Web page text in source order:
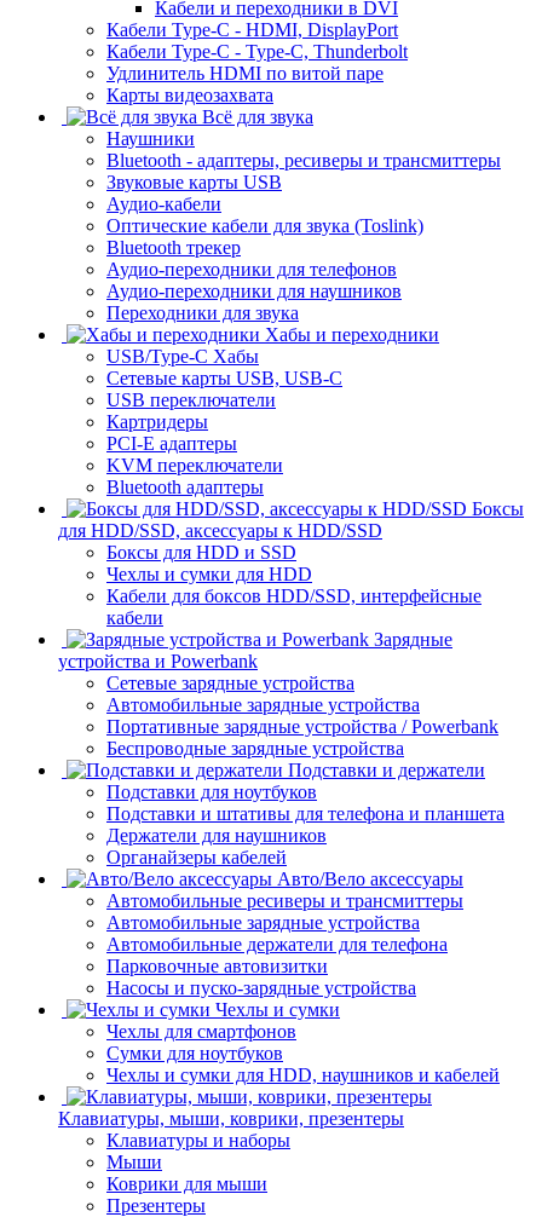
Кабели и переходники в DVI
Кабели Type-C - HDMI, DisplayPort
Кабели Type-C - Type-C, Thunderbolt
Удлинитель HDMI по витой паре
Карты видеозахвата
Всё для звука
Наушники
Bluetooth - адаптеры, ресиверы и трансмиттеры
Звуковые карты USB
Аудио-кабели
Оптические кабели для звука (Toslink)
Bluetooth трекер
Аудио-переходники для телефонов
Аудио-переходники для наушников
Переходники для звука
Хабы и переходники
USB/Type-C Хабы
Сетевые карты USB, USB-C
USB переключатели
Картридеры
PCI-E адаптеры
KVM переключатели
Bluetooth адаптеры
Боксы
для HDD/SSD, аксессуары к HDD/SSD
Боксы для HDD и SSD
Чехлы и сумки для HDD
Кабели для боксов HDD/SSD, интерфейсные
кабели
Зарядные
устройства и Powerbank
Сетевые зарядные устройства
Автомобильные зарядные устройства
Портативные зарядные устройства / Powerbank
Беспроводные зарядные устройства
Подставки и держатели
Подставки для ноутбуков
Подставки и штативы для телефона и планшета
Держатели для наушников
Органайзеры кабелей
Авто/Вело аксессуары
Автомобильные ресиверы и трансмиттеры
Автомобильные зарядные устройства
Автомобильные держатели для телефона
Парковочные автовизитки
Насосы и пуско-зарядные устройства
Чехлы и сумки
Чехлы для смартфонов
Сумки для ноутбуков
Чехлы и сумки для HDD, наушников и кабелей
Клавиатуры, мыши, коврики, презентеры
Клавиатуры и наборы
Мыши
Коврики для мыши
Презентеры